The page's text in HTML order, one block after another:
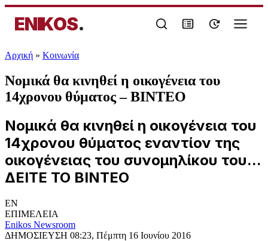
ENIKOS.
Αρχική » Κοινωνία
Νομικά θα κινηθεί η οικογένεια του
14χρονου θύματος – ΒΙΝΤΕΟ
Νομικά θα κινηθεί η οικογένεια του
14χρονου θύματος εναντίον της
οικογένειας του συνομηλίκου του...
ΔΕΙΤΕ ΤΟ ΒΙΝΤΕΟ
EN
ΕΠΙΜΕΛΕΙΑ
Enikos Newsroom
ΔΗΜΟΣΙΕΥΣΗ 08:23, Πέμπτη 16 Ιουνίου 2016